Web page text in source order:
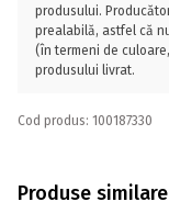
produsului.
prealabilă, astfel că
(în termeni de
produsului livrat.
Cod produs: 100187330
Produse similare